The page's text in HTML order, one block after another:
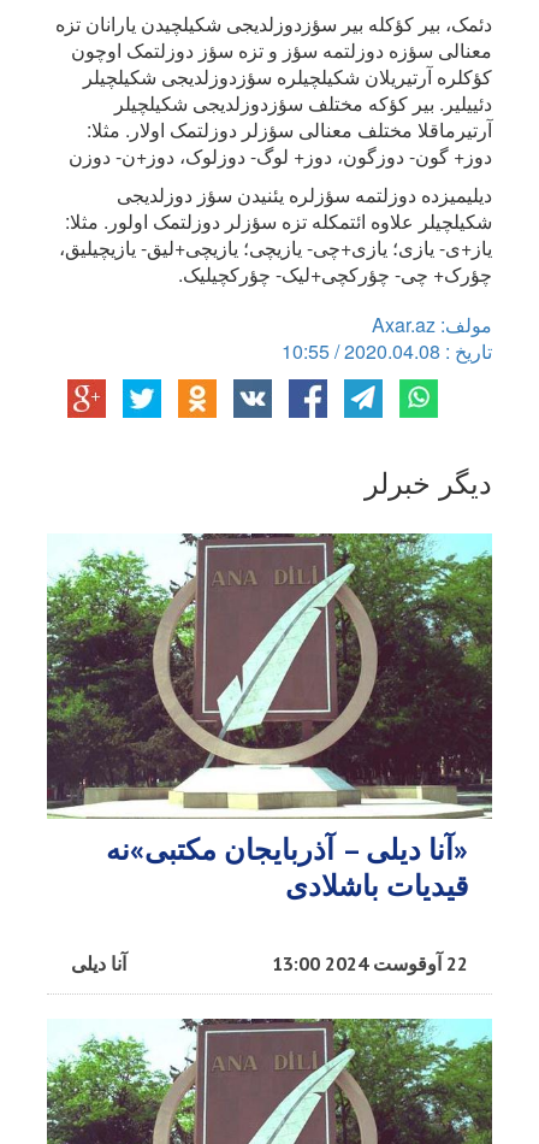
دئمک، بیر کؤکله بیر سؤزدوزلدیجی شکیلچیدن یارانان تزه
معنالی سؤزه دوزلتمه سؤز و تزه سؤز دوزلتمک اوچون
کؤکلره آرتیریلان شکیلچیلره سؤزدوزلدیجی شکیلچیلر
دئییلیر. بیر کؤکه مختلف سؤزدوزلدیجی شکیلچیلر
آرتیرماقلا مختلف معنالی سؤزلر دوزلتمک اولار. مثلا:
دوز+ گون- دوزگون، دوز+ لوگ- دوزلوک، دوز+ن- دوزن
دیلیمیزده دوزلتمه سؤزلره یئنیدن سؤز دوزلدیجی
شکیلچیلر علاوه ائتمکله تزه سؤزلر دوزلتمک اولور. مثلا:
یاز+ی- یازی؛ یازی+چی- یازیچی؛ یازیچی+لیق- یازیچیلیق،
چؤرک+ چی- چؤرکچی+لیک- چؤرکچیلیک.
مولف: Axar.az
تاریخ : 2020.04.08 / 10:55
دیگر خبرلر
«آنا دیلی – آذربایجان مکتبی»نه
قیدیات باشلادی
آنا دیلی 22 آوقوست 2024 13:00